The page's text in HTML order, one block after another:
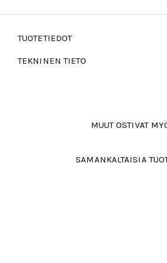
TUOTETIEDOT
TEKNINEN TIETO
MUUT OSTIVAT
SAMANKALTAISIA